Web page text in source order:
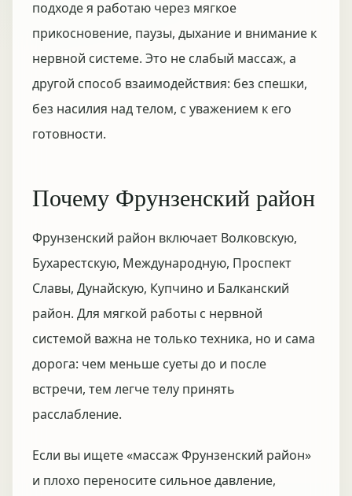
подходе я работаю через мягкое
прикосновение, паузы, дыхание и внимание к
нервной системе. Это не слабый массаж, а
другой способ взаимодействия: без спешки,
без насилия над телом, с уважением к его
готовности.
Почему Фрунзенский район
Фрунзенский район включает Волковскую,
Бухарестскую, Международную, Проспект
Славы, Дунайскую, Купчино и Балканский
район. Для мягкой работы с нервной
системой важна не только техника, но и сама
дорога: чем меньше суеты до и после
встречи, тем легче телу принять
расслабление.
Если вы ищете «массаж Фрунзенский район»
и плохо переносите сильное давление,